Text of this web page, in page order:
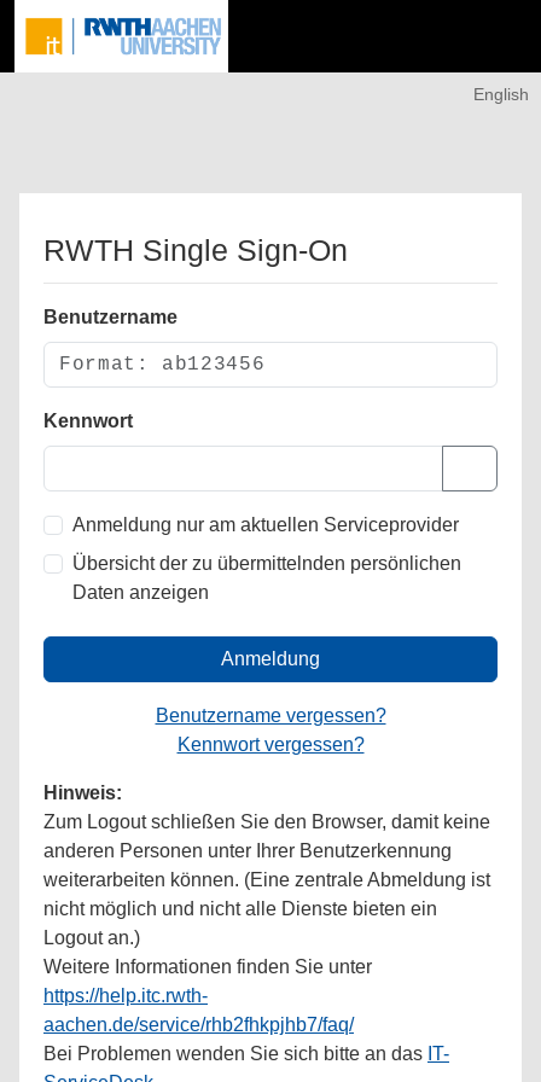
English
RWTH Single Sign-On
Benutzername
Kennwort
Anmeldung nur am aktuellen Serviceprovider
Übersicht der zu übermittelnden persönlichen
Daten anzeigen
Anmeldung
Benutzername vergessen?
Kennwort vergessen?
Hinweis:
Zum Logout schließen Sie den Browser, damit keine
anderen Personen unter Ihrer Benutzerkennung
weiterarbeiten können. (Eine zentrale Abmeldung ist
nicht möglich und nicht alle Dienste bieten ein
Logout an.)
Weitere Informationen finden Sie unter
https://help.itc.rwth-
aachen.de/service/rhb2fhkpjhb7/faq/
Bei Problemen wenden Sie sich bitte an das IT-